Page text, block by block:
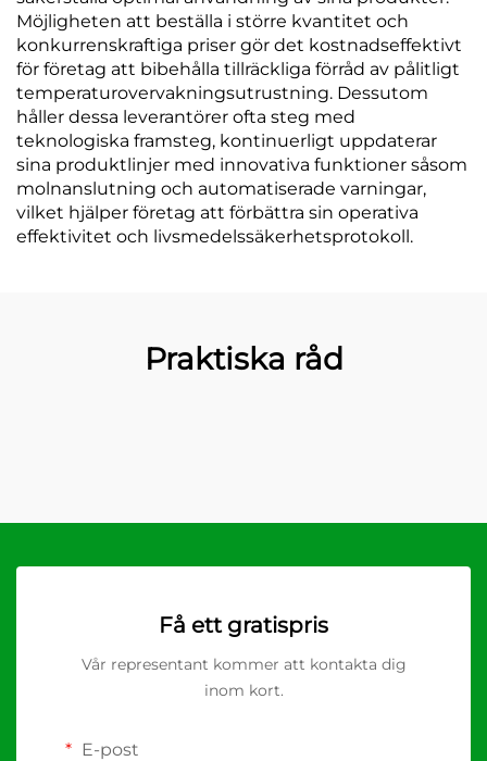
Möjligheten att beställa i större kvantitet och
konkurrenskraftiga priser gör det kostnadseffektivt
för företag att bibehålla tillräckliga förråd av pålitligt
temperaturovervakningsutrustning. Dessutom
håller dessa leverantörer ofta steg med
teknologiska framsteg, kontinuerligt uppdaterar
sina produktlinjer med innovativa funktioner såsom
molnanslutning och automatiserade varningar,
vilket hjälper företag att förbättra sin operativa
effektivitet och livsmedelssäkerhetsprotokoll.
Praktiska råd
Få ett gratispris
Vår representant kommer att kontakta dig
inom kort.
E-post